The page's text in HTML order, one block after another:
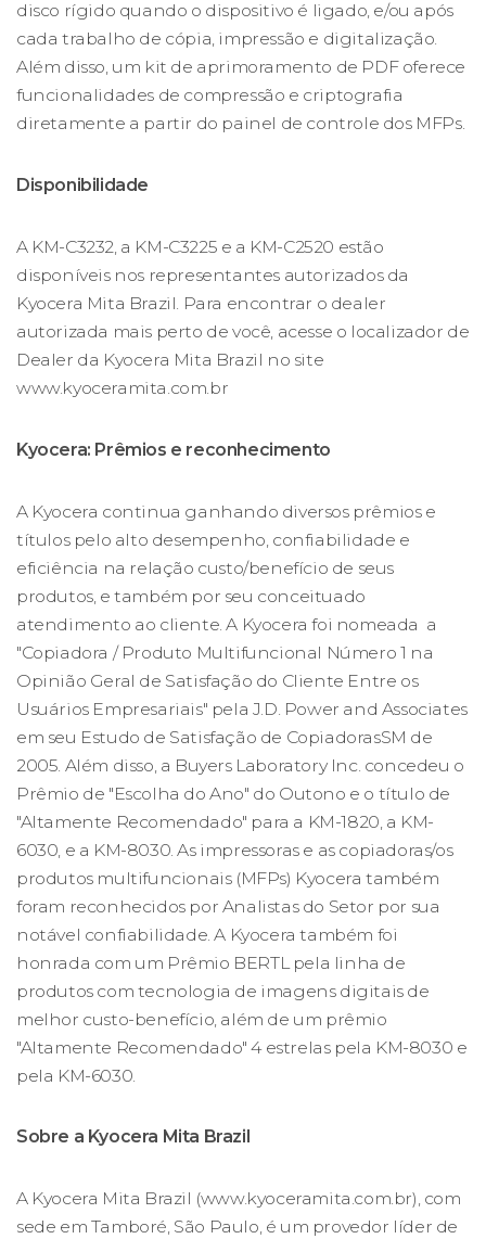
disco rígido quando o dispositivo é ligado, e/ou após
cada trabalho de cópia, impressão e digitalização.
Além disso, um kit de aprimoramento de PDF oferece
funcionalidades de compressão e criptografia
diretamente a partir do painel de controle dos MFPs.
Disponibilidade
A KM-C3232, a KM-C3225 e a KM-C2520 estão
disponíveis nos representantes autorizados da
Kyocera Mita Brazil. Para encontrar o dealer
autorizada mais perto de você, acesse o localizador de
Dealer da Kyocera Mita Brazil no site
www.kyoceramita.com.br
Kyocera: Prêmios e reconhecimento
A Kyocera continua ganhando diversos prêmios e
títulos pelo alto desempenho, confiabilidade e
eficiência na relação custo/benefício de seus
produtos, e também por seu conceituado
atendimento ao cliente. A Kyocera foi nomeada a
"Copiadora / Produto Multifuncional Número 1 na
Opinião Geral de Satisfação do Cliente Entre os
Usuários Empresariais" pela J.D. Power and Associates
em seu Estudo de Satisfação de CopiadorasSM de
2005. Além disso, a Buyers Laboratory Inc. concedeu o
Prêmio de "Escolha do Ano" do Outono e o título de
"Altamente Recomendado" para a KM-1820, a KM-
6030, e a KM-8030. As impressoras e as copiadoras/os
produtos multifuncionais (MFPs) Kyocera também
foram reconhecidos por Analistas do Setor por sua
notável confiabilidade. A Kyocera também foi
honrada com um Prêmio BERTL pela linha de
produtos com tecnologia de imagens digitais de
melhor custo-benefício, além de um prêmio
"Altamente Recomendado" 4 estrelas pela KM-8030 e
pela KM-6030.
Sobre a Kyocera Mita Brazil
A Kyocera Mita Brazil (www.kyoceramita.com.br), com
sede em Tamboré, São Paulo, é um provedor líder de